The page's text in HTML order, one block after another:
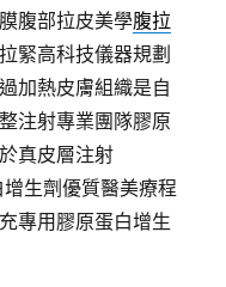
腹部拉皮美學腹拉
緊高科技儀器規劃
加熱皮膚組織是自
注射專業團隊膠原
真皮層注射
生劑優質醫美療程
專用膠原蛋白增生